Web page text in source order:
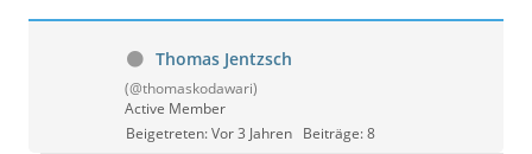
Thomas Jentzsch
(@thomaskodawari)
Active Member
Beigetreten: Vor 3 Jahren Beiträge: 8